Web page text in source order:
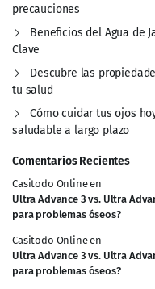
precauciones
Beneficios del Agua de
Clave
Descubre las
tu salud
Cómo cuidar tus ojos
saludable a largo plazo
Comentarios Recientes
Casitodo Onlineen
Ultra Advance 3 vs. Ultra
para problemas óseos?
Casitodo Onlineen
Ultra Advance 3 vs. Ultra
para problemas óseos?